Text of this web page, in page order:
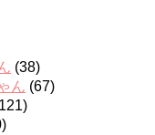
(38)
ん (67)